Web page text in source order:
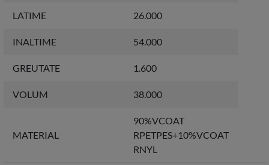
LATIME 26.000
INALTIME 54.000
GREUTATE 1.600
VOLUM 38.000
MATERIAL
90%VCOAT
RPETPES+10%VCOAT
RNYL